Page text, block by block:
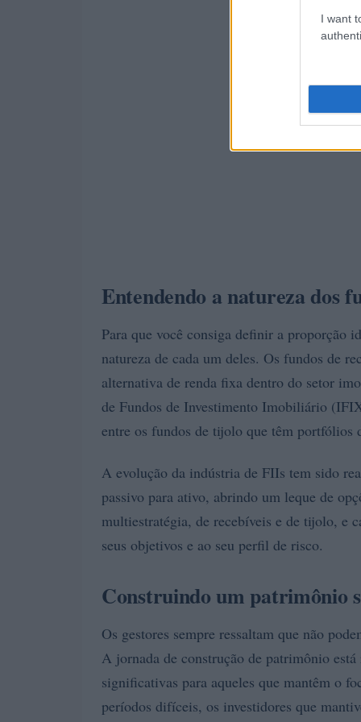
I want
Entendendo a natureza dos
Para que você consiga definir a proporção
natureza de cada um deles. Os fundos de
alternativa de renda fixa dentro do setor
de Fundos de Investimento Imobiliário
entre os fundos de tijolo que têm portfólios
A evolução da indústria de FIIs tem sido
passivo para ativo, abrindo um leque de
multiestratégia, de recebíveis e de tijolo, e
seus objetivos e ao seu perfil de risco.
Construindo um patrimônio
Os gestores sempre ressaltam que não
A jornada de construção de patrimônio está
significativas para aqueles que mantêm o
períodos difíceis, os investidores que